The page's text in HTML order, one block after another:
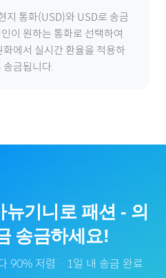
지 통화(USD)와 USD로 송금
이 원하는 통화로 선택하여
화에서 실시간 환율을 적용하
송금됩니다.
기니 로 패션 - 의
송금하세요!
90% 저렴 · 1일 내 송금 완료